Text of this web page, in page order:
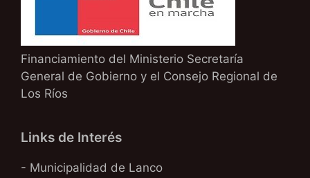
Financiamiento del Ministerio Secretaría
General de Gobierno y el Consejo Regional de
Los Ríos
Links de Interés
- Municipalidad de Lanco